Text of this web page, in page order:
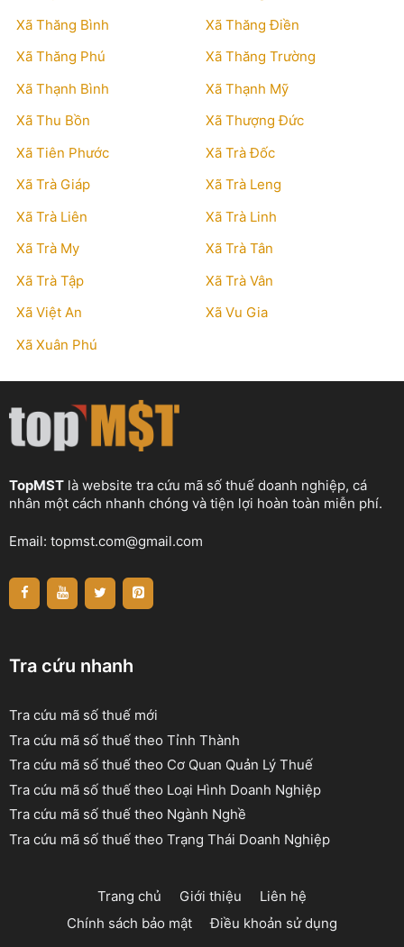
Xã Thăng Bình
Xã Thăng Điền
Xã Thăng Phú
Xã Thăng Trường
Xã Thạnh Bình
Xã Thạnh Mỹ
Xã Thu Bồn
Xã Thượng Đức
Xã Tiên Phước
Xã Trà Đốc
Xã Trà Giáp
Xã Trà Leng
Xã Trà Liên
Xã Trà Linh
Xã Trà My
Xã Trà Tân
Xã Trà Tập
Xã Trà Vân
Xã Việt An
Xã Vu Gia
Xã Xuân Phú
TopMST là website tra cứu mã số thuế doanh nghiệp, cá
nhân một cách nhanh chóng và tiện lợi hoàn toàn miễn phí.
Email: topmst.com@gmail.com
Tra cứu nhanh
Tra cứu mã số thuế mới
Tra cứu mã số thuế theo Tỉnh Thành
Tra cứu mã số thuế theo Cơ Quan Quản Lý Thuế
Tra cứu mã số thuế theo Loại Hình Doanh Nghiệp
Tra cứu mã số thuế theo Ngành Nghề
Tra cứu mã số thuế theo Trạng Thái Doanh Nghiệp
Trang chủ Giới thiệu
Liên hệ
Chính sách bảo mật
Điều khoản sử dụng